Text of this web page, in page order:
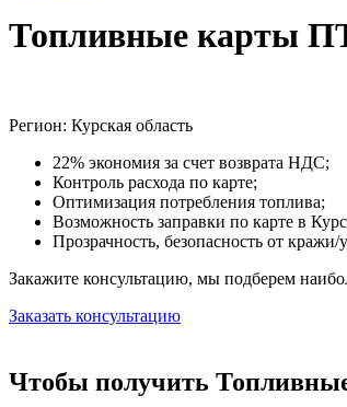
Топливные карты
Регион: Курская область
22% экономия за счет возврата НДС;
Контроль расхода по карте;
Оптимизация потребления топлива;
Возможность заправки по карте в
Прозрачность, безопасность от
Закажите консультацию, мы подберем
Заказать консультацию
Чтобы получить